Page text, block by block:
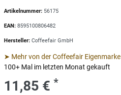
Artikelnummer: 56175
EAN: 8595100806482
Hersteller: Coffeefair GmbH
➤ Mehr von der Coffeefair Eigenmarke
100+ Mal im letzten Monat gekauft
11,85 € *